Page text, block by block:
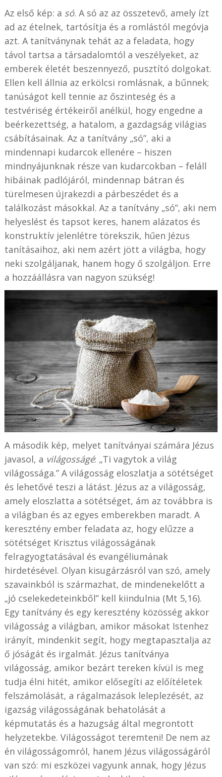
Az első kép: a só. A só az az összetevő, amely ízt
ad az ételnek, tartósítja és a romlástól megóvja
azt. A tanítványnak tehát az a feladata, hogy
távol tartsa a társadalomtól a veszélyeket, az
emberek életét beszennyező, pusztító dolgokat.
Ellen kell állnia az erkölcsi romlásnak, a bűnnek;
tanúságot kell tennie az őszinteség és a
testvériség értékeiről anélkül, hogy engedne a
beérkezettség, a hatalom, a gazdagság világias
csábításainak. Az a tanítvány „só”, aki a
mindennapi kudarcok ellenére – hiszen
mindnyájunknak része van kudarcokban – feláll
hibáinak padlójáról, mindennap bátran és
türelmesen újrakezdi a párbeszédet és a
találkozást másokkal. Az a tanítvány „só”, aki nem
helyeslést és tapsot keres, hanem alázatos és
konstruktív jelenlétre törekszik, hűen Jézus
tanításaihoz, aki nem azért jött a világba, hogy
neki szolgáljanak, hanem hogy ő szolgáljon. Erre
a hozzáállásra van nagyon szükség!
A második kép, melyet tanítványai számára Jézus
javasol, a világosságé: „Ti vagytok a világ
világossága.” A világosság eloszlatja a sötétséget
és lehetővé teszi a látást. Jézus az a világosság,
amely eloszlatta a sötétséget, ám az továbbra is
a világban és az egyes emberekben maradt. A
keresztény ember feladata az, hogy elűzze a
sötétséget Krisztus világosságának
felragyogtatásával és evangéliumának
hirdetésével. Olyan kisugárzásról van szó, amely
szavainkból is származhat, de mindenekelőtt a
„jó cselekedeteinkből” kell kiindulnia (Mt 5,16).
Egy tanítvány és egy keresztény közösség akkor
világosság a világban, amikor másokat Istenhez
irányít, mindenkit segít, hogy megtapasztalja az
ő jóságát és irgalmát. Jézus tanítványa
világosság, amikor bezárt tereken kívül is meg
tudja élni hitét, amikor elősegíti az előítéletek
felszámolását, a rágalmazások leleplezését, az
igazság világosságának behatolását a
képmutatás és a hazugság által megrontott
helyzetekbe. Világosságot teremteni! De nem az
én világosságomról, hanem Jézus világosságáról
van szó: mi eszközei vagyunk annak, hogy Jézus